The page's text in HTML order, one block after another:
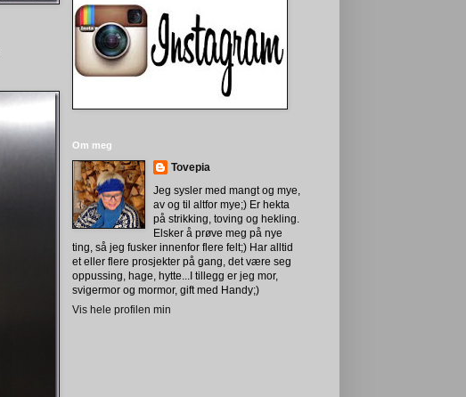
Om meg
Tovepia
Jeg sysler med mangt og mye,
av og til altfor mye;) Er hekta
på strikking, toving og hekling.
Elsker å prøve meg på nye
ting, så jeg fusker innenfor flere felt;) Har alltid
et eller flere prosjekter på gang, det være seg
oppussing, hage, hytte...I tillegg er jeg mor,
svigermor og mormor, gift med Handy;)
Vis hele profilen min